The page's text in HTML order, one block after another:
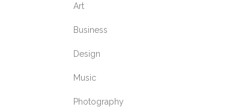
Art
Business
Design
Music
Photography